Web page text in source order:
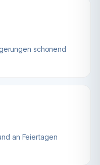
schonend
an Feiertagen